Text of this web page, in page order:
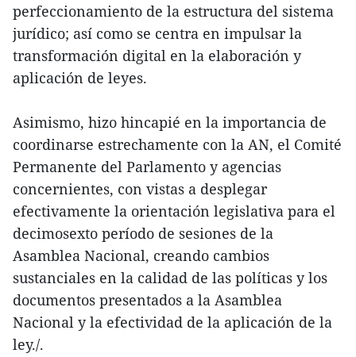
perfeccionamiento de la estructura del sistema
jurídico; así como se centra en impulsar la
transformación digital en la elaboración y
aplicación de leyes.
Asimismo, hizo hincapié en la importancia de
coordinarse estrechamente con la AN, el Comité
Permanente del Parlamento y agencias
concernientes, con vistas a desplegar
efectivamente la orientación legislativa para el
decimosexto período de sesiones de la
Asamblea Nacional, creando cambios
sustanciales en la calidad de las políticas y los
documentos presentados a la Asamblea
Nacional y la efectividad de la aplicación de la
ley./.